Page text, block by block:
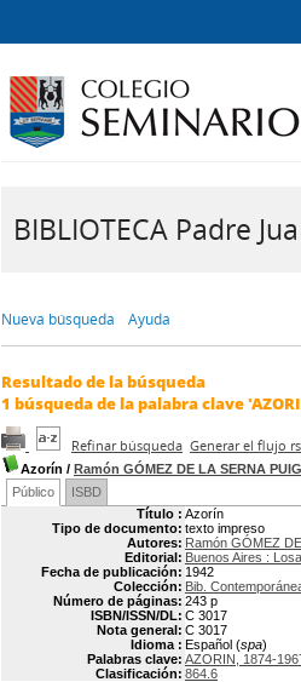
BIBLIOTECA Padre
Nueva búsqueda Ayuda
Resultado de la búsqueda
1 búsqueda de la palabra clave
Refinar búsqueda Generar el flujo
Azorín / Ramón GÓMEZ DE LA SERNA PUIG
Público
ISBD
Título : Azorín
Tipo de documento: texto impreso
Autores: Ramón GÓMEZ
Editorial: Buenos Aires :
Fecha de publicación: 1942
Colección: Bib.
Número de páginas: 243 p
ISBN/ISSN/DL: C 3017
Nota general: C 3017
Idioma : Español (spa)
Palabras clave: AZORIN, 1874-
Clasificación: 864.6